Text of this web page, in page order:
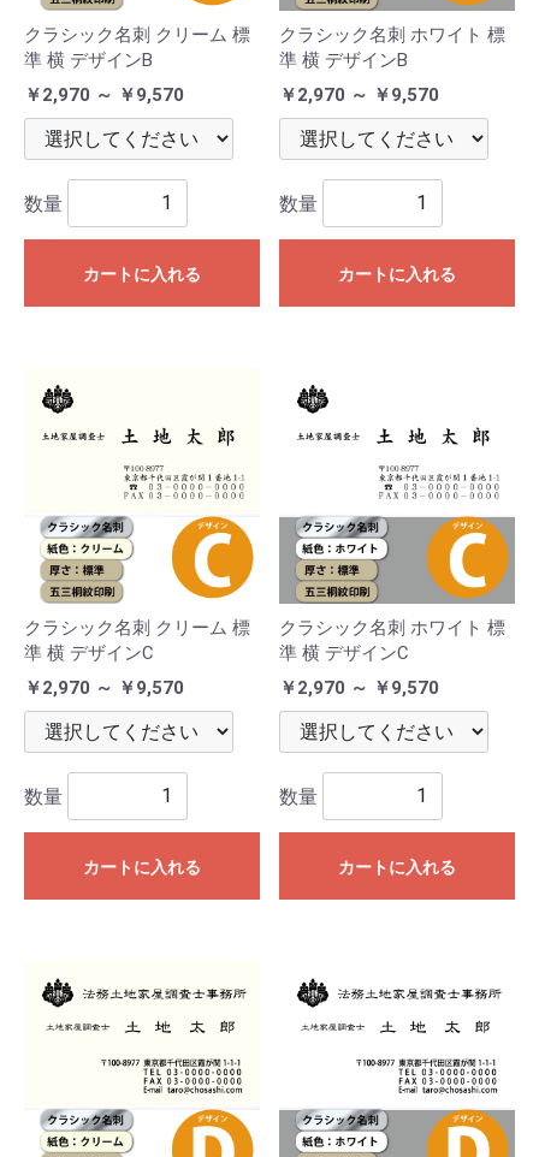
クラシック名刺 クリーム 標
準 横 デザインB
￥2,970 ～ ￥9,570
数量
カートに入れる
クラシック名刺 ホワイト 標
準 横 デザインB
￥2,970 ～ ￥9,570
数量
カートに入れる
クラシック名刺 クリーム 標
準 横 デザインC
￥2,970 ～ ￥9,570
数量
カートに入れる
クラシック名刺 ホワイト 標
準 横 デザインC
￥2,970 ～ ￥9,570
数量
カートに入れる